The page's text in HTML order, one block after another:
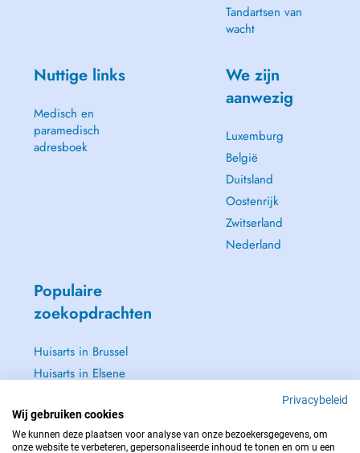
Tandartsen van
wacht
Nuttige links
Medisch en
paramedisch
adresboek
We zijn
aanwezig
Luxemburg
België
Duitsland
Oostenrijk
Zwitserland
Nederland
Populaire
zoekopdrachten
Huisarts in Brussel
Huisarts in Elsene
Tandarts in Brussel
Zie alle →
Privacybeleid
Wij gebruiken cookies
We kunnen deze plaatsen voor analyse van onze bezoekersgegevens, om
onze website te verbeteren, gepersonaliseerde inhoud te tonen en om u een